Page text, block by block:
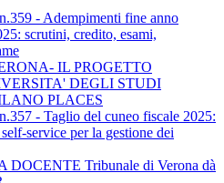
- Adempimenti fine anno
scrutini, credito, esami,
IL PROGETTO
DEGLI STUDI
PLACES
- Taglio del cuneo fiscale 2025:
service per la gestione dei
DOCENTE Tribunale di Verona dà